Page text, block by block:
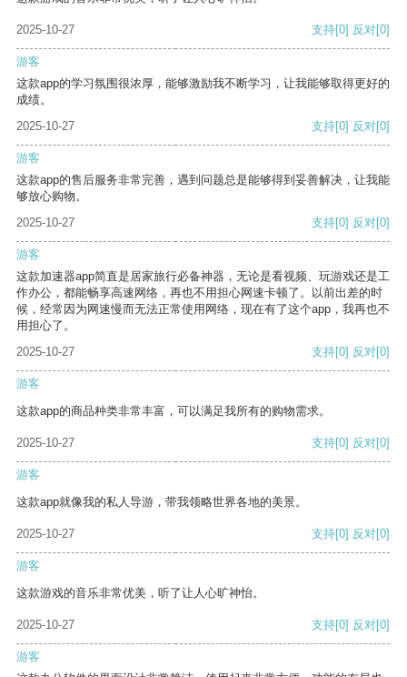
2025-10-27 支持[0] 反对[0]
游客
这款app的学习氛围很浓厚，能够激励我不断学习，让我能够取得更好的
成绩。
2025-10-27
支持[0] 反对[0]
游客
这款app的售后服务非常完善，遇到问题总是能够得到妥善解决，让我能
够放心购物。
2025-10-27
支持[0] 反对[0]
游客
这款加速器app简直是居家旅行必备神器，无论是看视频、玩游戏还是工
作办公，都能畅享高速网络，再也不用担心网速卡顿了。以前出差的时
候，经常因为网速慢而无法正常使用网络，现在有了这个app，我再也不
用担心了。
2025-10-27
支持[0] 反对[0]
游客
这款app的商品种类非常丰富，可以满足我所有的购物需求。
2025-10-27 支持[0] 反对[0]
游客
这款app就像我的私人导游，带我领略世界各地的美景。
2025-10-27 支持[0] 反对[0]
游客
这款游戏的音乐非常优美，听了让人心旷神怡。
2025-10-27 支持[0] 反对[0]
游客